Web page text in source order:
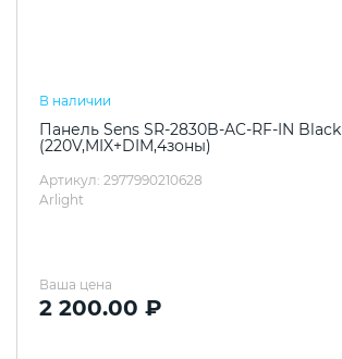
В наличии
Панель Sens SR-2830B-AC-RF-IN Black
(220V,MIX+DIM,4зоны)
Артикул: 2977990210628
Arlight
Ваша цена
2 200.00 ₽